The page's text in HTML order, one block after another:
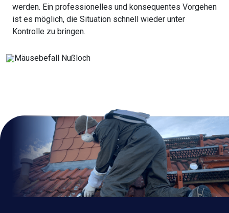
werden. Ein professionelles und konsequentes Vorgehen
ist es möglich, die Situation schnell wieder unter
Kontrolle zu bringen.